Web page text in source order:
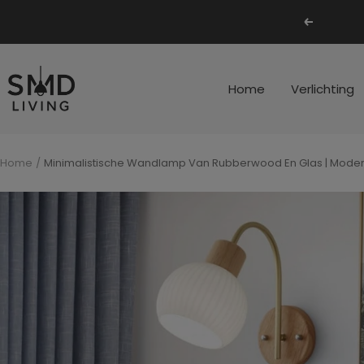
Vorige
Home Verlichting
SMD
Living
Home Minimalistische Wandlamp Van Rubberwood En Glas |